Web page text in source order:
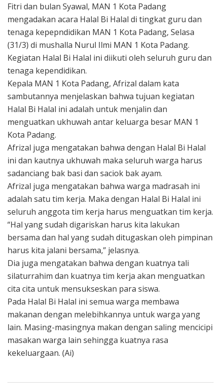
Fitri dan bulan Syawal, MAN 1 Kota Padang
mengadakan acara Halal Bi Halal di tingkat guru dan
tenaga kepepndidikan MAN 1 Kota Padang, Selasa
(31/3) di mushalla Nurul Ilmi MAN 1 Kota Padang.
Kegiatan Halal Bi Halal ini diikuti oleh seluruh guru dan
tenaga kependidikan.
Kepala MAN 1 Kota Padang, Afrizal dalam kata
sambutannya menjelaskan bahwa tujuan kegiatan
Halal Bi Halal ini adalah untuk menjalin dan
menguatkan ukhuwah antar keluarga besar MAN 1
Kota Padang.
Afrizal juga mengatakan bahwa dengan Halal Bi Halal
ini dan kautnya ukhuwah maka seluruh warga harus
sadanciang bak basi dan saciok bak ayam.
Afrizal juga mengatakan bahwa warga madrasah ini
adalah satu tim kerja. Maka dengan Halal Bi Halal ini
seluruh anggota tim kerja harus menguatkan tim kerja.
“Hal yang sudah digariskan harus kita lakukan
bersama dan hal yang sudah ditugaskan oleh pimpinan
harus kita jalani bersama,” jelasnya.
Dia juga mengatakan bahwa dengan kuatnya tali
silaturrahim dan kuatnya tim kerja akan menguatkan
cita cita untuk mensukseskan para siswa.
Pada Halal Bi Halal ini semua warga membawa
makanan dengan melebihkannya untuk warga yang
lain. Masing-masingnya makan dengan saling mencicipi
masakan warga lain sehingga kuatnya rasa
kekeluargaan. (Ai)